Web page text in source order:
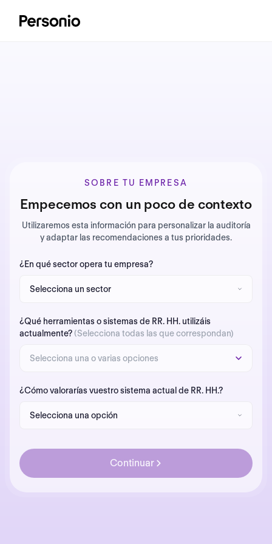
SOBRE TU EMPRESA
Empecemos con un poco de contexto
Utilizaremos esta información para personalizar la auditoría
y adaptar las recomendaciones a tus prioridades.
¿En qué sector opera tu empresa?
¿Qué herramientas o sistemas de RR. HH. utilizáis
actualmente?(Selecciona todas las que correspondan)
Selecciona una o varias opciones
¿Cómo valorarías vuestro sistema actual de RR. HH.?
Continuar